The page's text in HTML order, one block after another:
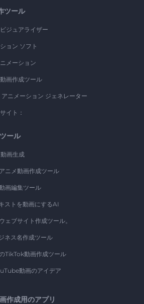
ツール
ジュアライザー
ョン ソフト
メーション
画作成ツール
アニメーション ジェネレーター
イト：
ール
画生成
ニメ動画作成ツール
画編集ツール
ストを動画にするAI
ェブサイト作成ツール。
ネス名作成ツール
TikTok動画作成ツール
動画のアイデア
作成用のアプリ